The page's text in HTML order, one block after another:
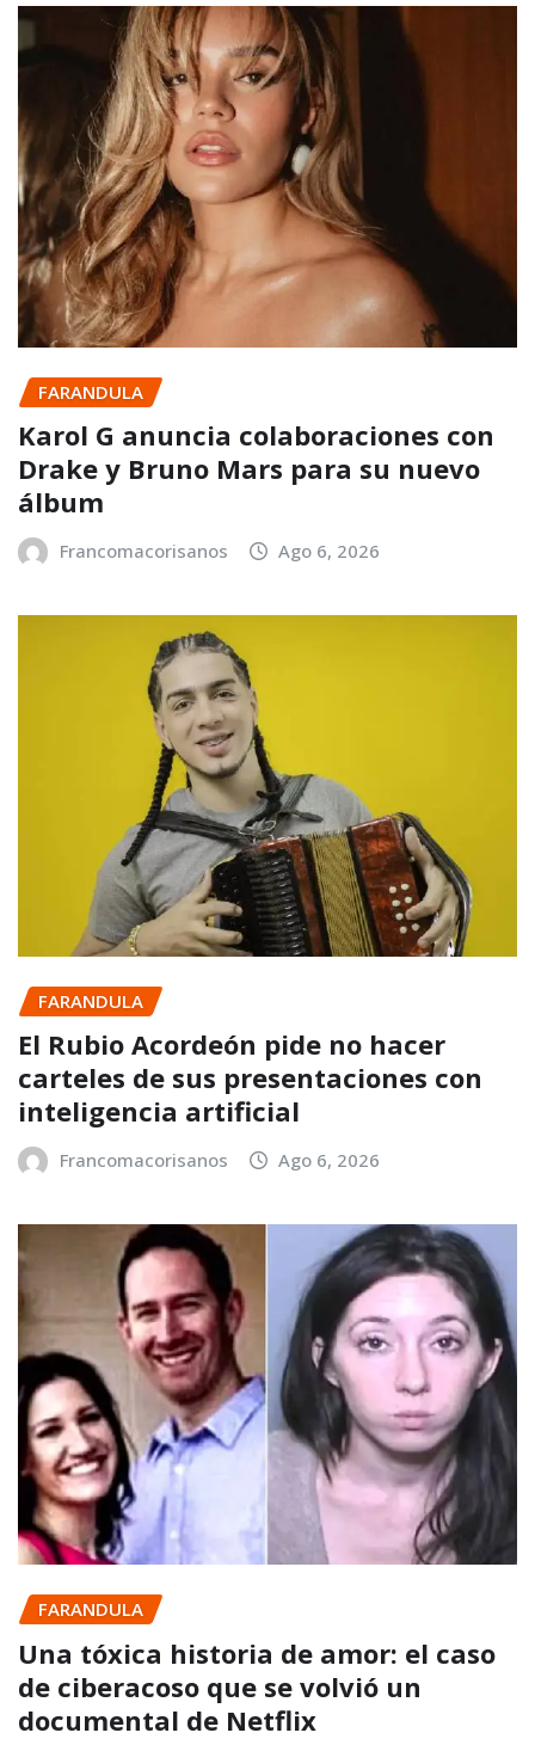
FARANDULA
Karol G anuncia colaboraciones con
Drake y Bruno Mars para su nuevo
álbum
Francomacorisanos Ago 6, 2026
FARANDULA
El Rubio Acordeón pide no hacer
carteles de sus presentaciones con
inteligencia artificial
Francomacorisanos Ago 6, 2026
FARANDULA
Una tóxica historia de amor: el caso
de ciberacoso que se volvió un
documental de Netflix